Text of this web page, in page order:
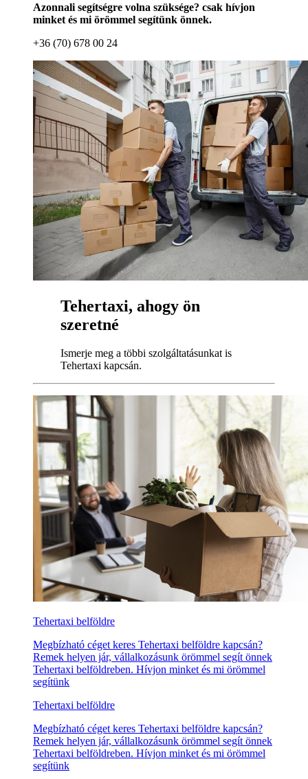
Azonnali segítségre volna szüksége? csak hívjon
minket és mi örömmel segítünk önnek.
+36 (70) 678 00 24
Tehertaxi, ahogy ön
szeretné
Ismerje meg a többi szolgáltatásunkat is
Tehertaxi kapcsán.
Tehertaxi belföldre
Megbízható céget keres Tehertaxi belföldre kapcsán?
Remek helyen jár, vállalkozásunk örömmel segít önnek
Tehertaxi belföldreben. Hívjon minket és mi örömmel
segítünk
Tehertaxi belföldre
Megbízható céget keres Tehertaxi belföldre kapcsán?
Remek helyen jár, vállalkozásunk örömmel segít önnek
Tehertaxi belföldreben. Hívjon minket és mi örömmel
segítünk